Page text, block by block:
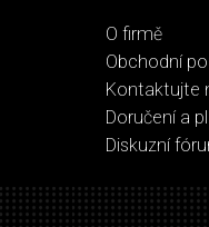
O firmě
Obchodní
Kontaktujte
Doručení a
Diskuzní